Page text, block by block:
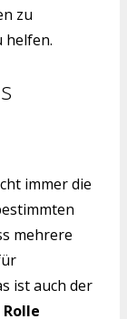
zu
helfen.
immer die
mehrere
ist auch der